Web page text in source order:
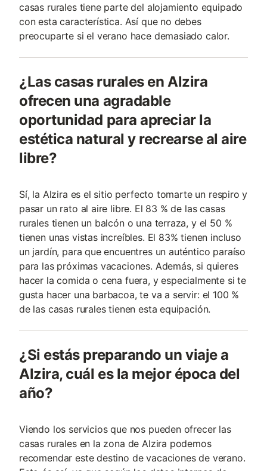
casas rurales tiene parte del alojamiento equipado
con esta característica. Así que no debes
preocuparte si el verano hace demasiado calor.
¿Las casas rurales en Alzira
ofrecen una agradable
oportunidad para apreciar la
estética natural y recrearse al aire
libre?
Sí, la Alzira es el sitio perfecto tomarte un respiro y
pasar un rato al aire libre. El 83 % de las casas
rurales tienen un balcón o una terraza, y el 50 %
tienen unas vistas increíbles. El 83% tienen incluso
un jardín, para que encuentres un auténtico paraíso
para las próximas vacaciones. Además, si quieres
hacer la comida o cena fuera, y especialmente si te
gusta hacer una barbacoa, te va a servir: el 100 %
de las casas rurales tienen esta equipación.
¿Si estás preparando un viaje a
Alzira, cuál es la mejor época del
año?
Viendo los servicios que nos pueden ofrecer las
casas rurales en la zona de Alzira podemos
recomendar este destino de vacaciones de verano.